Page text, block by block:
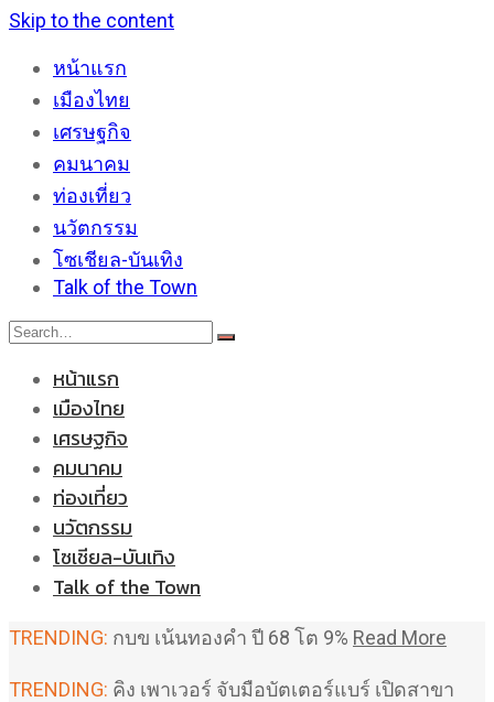
Skip to the content
หน้าแรก
เมืองไทย
เศรษฐกิจ
คมนาคม
ท่องเที่ยว
นวัตกรรม
โซเชียล-บันเทิง
Talk of the Town
หน้าแรก
เมืองไทย
เศรษฐกิจ
คมนาคม
ท่องเที่ยว
นวัตกรรม
โซเชียล-บันเทิง
Talk of the Town
TRENDING: กบข เน้นทองคำ ปี 68 โต 9% Read More
TRENDING: คิง เพาเวอร์ จับมือบัตเตอร์แบร์ เปิดสาขา